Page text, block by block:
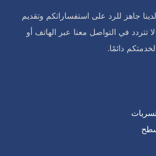
جاهز للرد على استفساراتكم وتقديم
في التواصل معنا عبر الهاتف أو
دائمًا.